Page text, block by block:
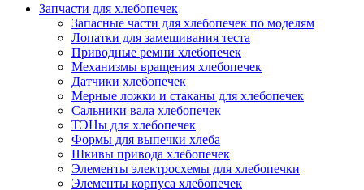
Запчасти для хлебопечек
Запасные части для хлебопечек по моделям
Лопатки для замешивания теста
Приводные ремни хлебопечек
Механизмы вращения хлебопечек
Датчики хлебопечек
Мерные ложки и стаканы для хлебопечек
Сальники вала хлебопечек
ТЭНы для хлебопечек
Формы для выпечки хлеба
Шкивы привода хлебопечек
Элементы электросхемы для хлебопечки
Элементы корпуса хлебопечек